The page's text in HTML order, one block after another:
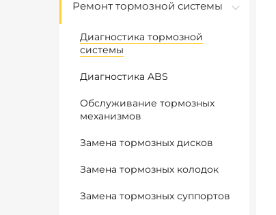
Ремонт тормозной системы
Диагностика тормозной
системы
Диагностика ABS
Обслуживание тормозных
механизмов
Замена тормозных дисков
Замена тормозных колодок
Замена тормозных суппортов